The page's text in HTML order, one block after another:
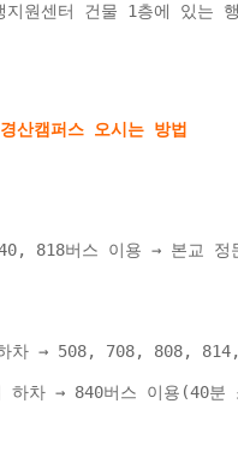
원센터 건물 1층에 있는
818버스 이용 → 본교
하차 → 508, 708, 808,
하차 → 840버스 이용(40